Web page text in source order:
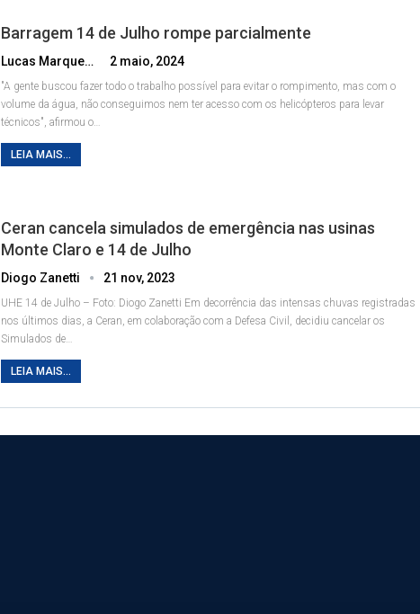
Barragem 14 de Julho rompe parcialmente
Lucas Marques 2 maio, 2024
"A gente buscou fazer todo o trabalho possível para evitar o rompimento, mas com o
volume da água, não conseguimos nem ter acesso com os helicópteros para levar
técnicos", afirmou o
LEIA MAIS...
Ceran cancela simulados de emergência nas usinas
Monte Claro e 14 de Julho
Diogo Zanetti 21 nov, 2023
UHE 14 de Julho – Foto: Diogo Zanetti Em decorrência das intensas chuvas registradas
nos últimos dias, a Ceran, em colaboração com a Defesa Civil, decidiu cancelar os
Simulados de
LEIA MAIS...